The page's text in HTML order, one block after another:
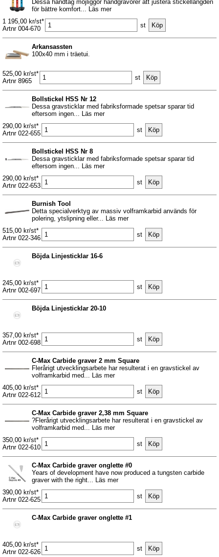
Dessa handtag möjliggör handgravörer att justera stickellängden
för bättre komfort... Läs mer
1 195,00 kr/st*
Artnr 004-670
st
Arkansassten
100x40 mm i träetui.
525,00 kr/st*
Artnr 8965
st
Bollstickel HSS Nr 12
Dessa gravsticklar med fabriksformade spetsar sparar tid
eftersom ingen... Läs mer
290,00 kr/st*
Artnr 022-655
st
Bollstickel HSS Nr 8
Dessa gravsticklar med fabriksformade spetsar sparar tid
eftersom ingen... Läs mer
290,00 kr/st*
Artnr 022-653
st
Burnish Tool
Detta specialverktyg av massiv volframkarbid används för
polering, ytslipning eller... Läs mer
515,00 kr/st*
Artnr 022-346
st
Böjda Linjesticklar 16-6
245,00 kr/st*
Artnr 002-697
st
Böjda Linjesticklar 20-10
357,00 kr/st*
Artnr 002-698
st
C-Max Carbide graver 2 mm Square
Flerårigt utvecklingsarbete har resulterat i en gravstickel av
volframkarbid med... Läs mer
405,00 kr/st*
Artnr 022-612
st
C-Max Carbide graver 2,38 mm Square
?Flerårigt utvecklingsarbete har resulterat i en gravstickel av
volframkarbid med... Läs mer
350,00 kr/st*
Artnr 022-610
st
C-Max Carbide graver onglette #0
Years of development have now produced a tungsten carbide
graver with the right... Läs mer
390,00 kr/st*
Artnr 022-625
st
C-Max Carbide graver onglette #1
405,00 kr/st*
Artnr 022-626
st